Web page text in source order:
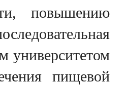
повышению
университетом
пищевой